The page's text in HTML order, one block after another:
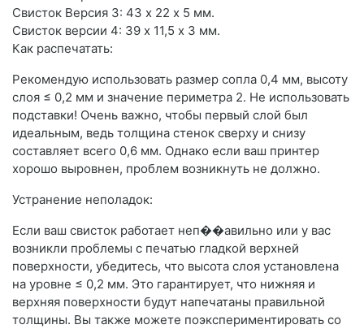
Свисток Версия 3: 43 х 22 х 5 мм.
Свисток версии 4: 39 х 11,5 х 3 мм.
Как распечатать:
Рекомендую использовать размер сопла 0,4 мм, высоту
слоя ≤ 0,2 мм и значение периметра 2. Не использовать
подставки! Очень важно, чтобы первый слой был
идеальным, ведь толщина стенок сверху и снизу
составляет всего 0,6 мм. Однако если ваш принтер
хорошо выровнен, проблем возникнуть не должно.
Устранение неполадок:
Если ваш свисток работает неп��авильно или у вас
возникли проблемы с печатью гладкой верхней
поверхности, убедитесь, что высота слоя установлена
на уровне ≤ 0,2 мм. Это гарантирует, что нижняя и
верхняя поверхности будут напечатаны правильной
толщины. Вы также можете поэкспериментировать со